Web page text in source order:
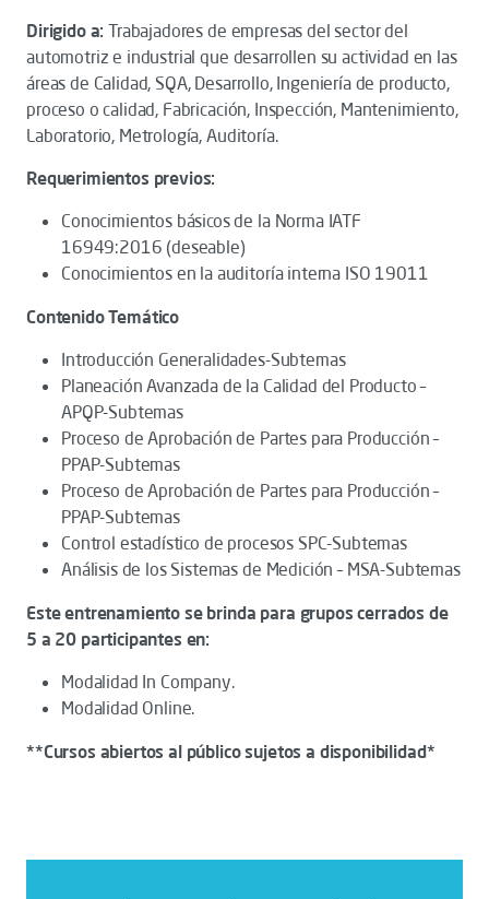
Dirigido a: Trabajadores de empresas del sector del
automotriz e industrial que desarrollen su actividad en las
áreas de Calidad, SQA, Desarrollo, Ingeniería de producto,
proceso o calidad, Fabricación, Inspección, Mantenimiento,
Laboratorio, Metrología, Auditoría.
Requerimientos previos:
Conocimientos básicos de la Norma IATF
16949:2016 (deseable)
Conocimientos en la auditoría interna ISO 19011
Contenido Temático
Introducción Generalidades-Subtemas
Planeación Avanzada de la Calidad del Producto –
APQP-Subtemas
Proceso de Aprobación de Partes para Producción –
PPAP-Subtemas
Proceso de Aprobación de Partes para Producción –
PPAP-Subtemas
Control estadístico de procesos SPC-Subtemas
Análisis de los Sistemas de Medición – MSA-Subtemas
Este entrenamiento se brinda para grupos cerrados de
5 a 20 participantes en:
Modalidad In Company.
Modalidad Online.
**Cursos abiertos al público sujetos a disponibilidad*